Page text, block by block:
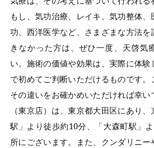
もし、気功治療、レイキ、気功整体
功、西洋医学など、さまざまな方法
きなかった方は、ぜひ一度、天啓気
い。施術の価値や効果は、実際に体験
で初めてご判断いただけるものです。
その違いをお確かめいただければ幸
（東京店）は、東京都大田区にあり
駅」より徒歩約10分、「大森町駅」
所にございます。また、クンダリニー